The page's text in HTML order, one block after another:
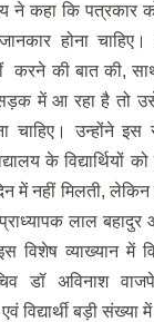
ने कहा कि पत्रकार
होना
करने की बात की,
में आ रहा है तो
चाहिए। उन्होंने
के विद्यार्थियों
में नहीं मिलती, लेकिन
लाल
विशेष व्याख्यान में
डॉ अविनाश
एवं विद्यार्थी बड़ी